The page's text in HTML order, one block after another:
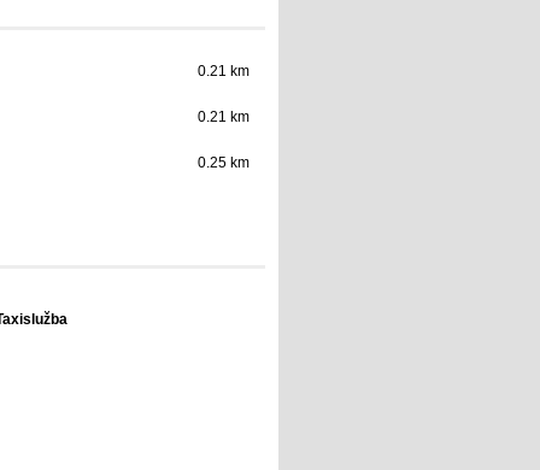
0.21 km
0.21 km
0.25 km